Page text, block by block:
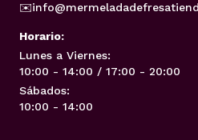
✉️
Horario:
Lunes a Viernes:
10:00 - 14:00 / 17:00 - 20:00
Sábados:
10:00 - 14:00